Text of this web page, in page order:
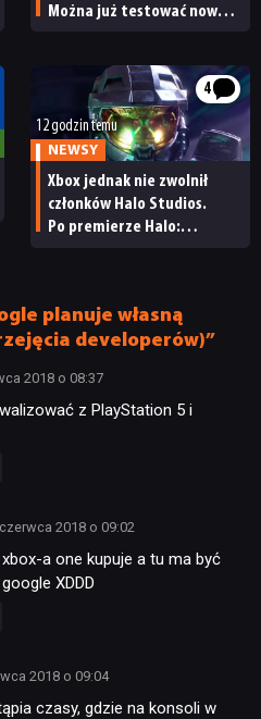
Można już testować nową
4
12 godzin temu
NEWSY
Xbox jednak nie zwolnił
członków Halo Studios.
Po premierze Halo:
planuje własną
developerów)”
2018 o 08:37
z PlayStation 5 i
2018 o 09:02
a one kupuje a tu ma być
XDDD
2018 o 09:04
czasy, gdzie na konsoli w